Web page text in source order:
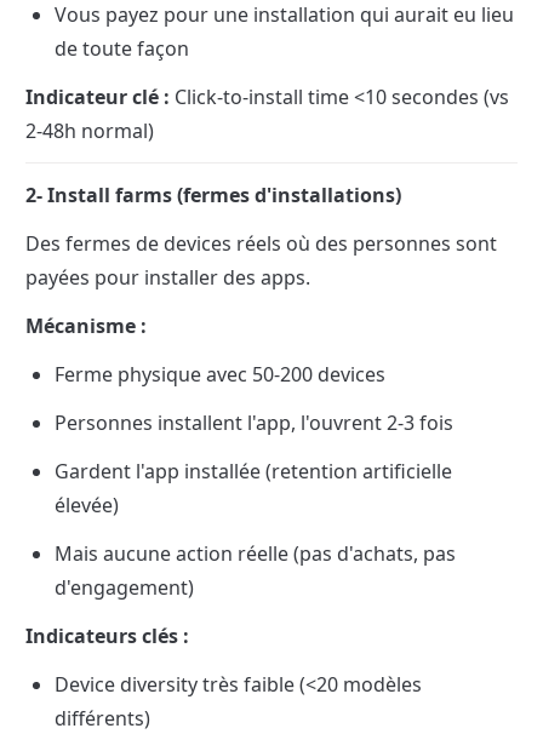
Vous payez pour une installation qui aurait eu lieu
de toute façon
Indicateur clé : Click-to-install time <10 secondes (vs
2-48h normal)
2- Install farms (fermes d'installations)
Des fermes de devices réels où des personnes sont
payées pour installer des apps.
Mécanisme :
Ferme physique avec 50-200 devices
Personnes installent l'app, l'ouvrent 2-3 fois
Gardent l'app installée (retention artificielle
élevée)
Mais aucune action réelle (pas d'achats, pas
d'engagement)
Indicateurs clés :
Device diversity très faible (<20 modèles
différents)